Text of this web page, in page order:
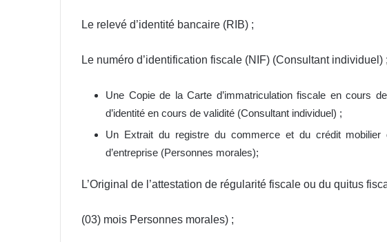
Le relevé d’identité bancaire (RIB) ;
Le numéro d’identification fiscale (NIF) (Consultant individuel) ;
Une Copie de la Carte d’immatriculation fiscale en cours
d’identité en cours de validité (Consultant individuel) ;
Un Extrait du registre du commerce et du crédit
d’entreprise (Personnes morales);
L’Original de l’attestation de régularité fiscale ou du quitus
(03) mois Personnes morales) ;